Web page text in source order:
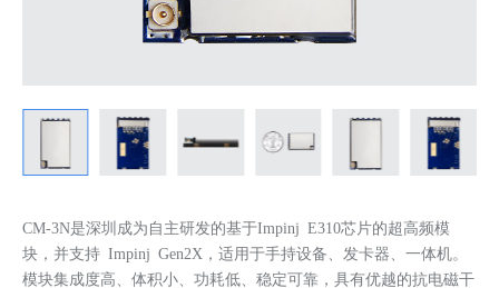
CM-3N是深圳成为自主研发的基于Impinj E310芯片的超高频模
块，并支持 Impinj Gen2X，适用于手持设备、发卡器、一体机。
模块集成度高、体积小、功耗低、稳定可靠，具有优越的抗电磁干